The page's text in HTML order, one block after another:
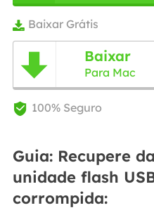
 Baixar Grátis
 Baixar
Para Mac
 100% Seguro
Guia: Recupere
unidade flash
corrompida: